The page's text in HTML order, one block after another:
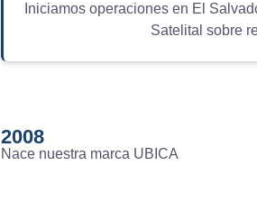
Iniciamos operaciones en El
Satelital sobre
2008
Nace nuestra marca UBICA